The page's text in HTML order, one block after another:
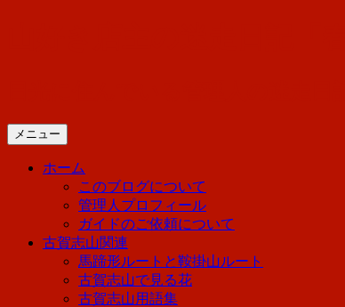
へ
スメニュー
ホーム
このブログについて
管理人プロフィール
ガイドのご依頼について
古賀志山関連
馬蹄形ルートと鞍掛山ルート
古賀志山で見る花
古賀志山用語集